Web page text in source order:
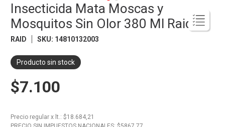
Insecticida Mata Moscas y
Mosquitos Sin Olor 380 Ml Raid
RAID SKU: 14810132003
Producto sin stock
$7.100
Precio regular x lt. : $18.684,21
5.
Carne
6.
Yerba
7.
Queso
8.
Fideos
9
Chocolate
10